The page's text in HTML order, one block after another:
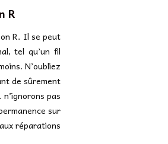
R
R. Il se peut
tel qu’un fil
N’oubliez
de sûrement
pas
sur
réparations